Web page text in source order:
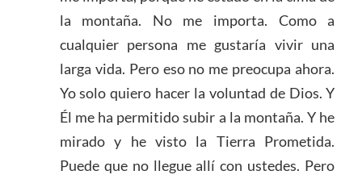
la montaña. No me importa. Como a
cualquier persona me gustaría vivir una
larga vida. Pero eso no me preocupa ahora.
Yo solo quiero hacer la voluntad de Dios. Y
Él me ha permitido subir a la montaña. Y he
mirado y he visto la Tierra Prometida.
Puede que no llegue allí con ustedes. Pero